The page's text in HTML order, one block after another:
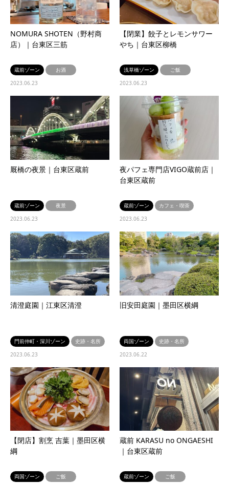
NOMURA SHOTEN（野村商
店）｜台東区三筋
蔵前ゾーン
お酒
2023.06.23
【閉業】餃子とレモンサワー
やち｜台東区柳橋
浅草橋ゾーン
ご飯
2023.06.23
厩橋の夜景｜台東区蔵前
蔵前ゾーン
夜景
2023.06.23
夜パフェ専門店VIGO蔵前店｜
台東区蔵前
蔵前ゾーン
カフェ・喫茶
2023.06.23
清澄庭園｜江東区清澄
門前仲町・深川ゾーン
史跡・名所
2023.06.23
旧安田庭園｜墨田区横綱
両国ゾーン
史跡・名所
2023.06.22
【閉店】割烹 吉葉｜墨田区横
綱
両国ゾーン
ご飯
蔵前 KARASU no ONGAESHI
｜台東区蔵前
蔵前ゾーン
ご飯